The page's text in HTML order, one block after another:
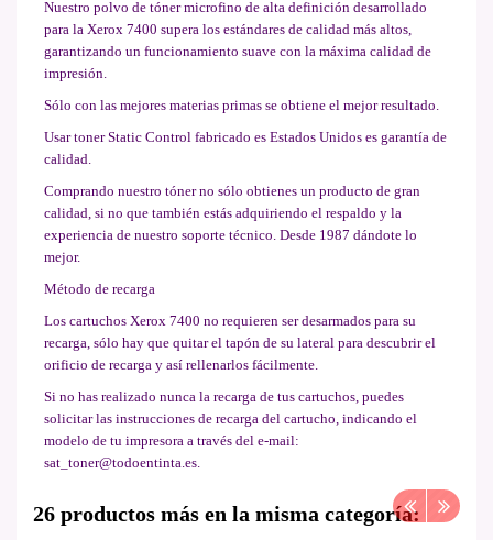
Nuestro polvo de tóner microfino de alta definición desarrollado
para la Xerox 7400 supera los estándares de calidad más altos,
garantizando un funcionamiento suave con la máxima calidad de
impresión.
Sólo con las mejores materias primas se obtiene el mejor resultado.
Usar toner Static Control fabricado es Estados Unidos es garantía de
calidad.
Comprando nuestro tóner no sólo obtienes un producto de gran
calidad, si no que también estás adquiriendo el respaldo y la
experiencia de nuestro soporte técnico. Desde 1987 dándote lo
mejor.
Método de recarga
Los cartuchos Xerox 7400 no requieren ser desarmados para su
recarga, sólo hay que quitar el tapón de su lateral para descubrir el
orificio de recarga y así rellenarlos fácilmente.
Si no has realizado nunca la recarga de tus cartuchos, puedes
solicitar las instrucciones de recarga del cartucho, indicando el
modelo de tu impresora a través del e-mail:
sat_toner@todoentinta.es.
26 productos más en la misma categoría: